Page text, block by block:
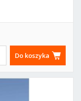
Do koszyka